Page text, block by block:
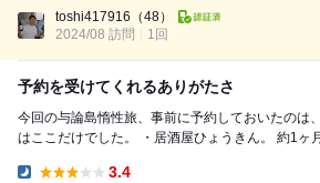
toshi417916 （48）
2024/08 訪問
1回
予約を受けてくれるありがたさ
今回の与論島惰性旅、事前に予約しておいたのは、 宿泊先と、飲食店で
はここだけでした。 ・居酒屋ひょうきん。 約1ヶ月前に電話を入れる
3.4